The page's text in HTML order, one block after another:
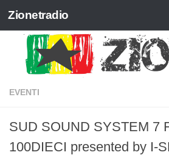
Salta al contenuto
Zionetradio
EVENTI
SUD SOUND SYSTEM 7
100DIECI presented by I-